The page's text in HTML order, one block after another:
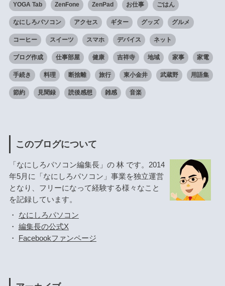
YOGA Tab ZenFone ZenPad お仕事 ごはん
なにしろパソコン アクセス ギター グッズ グルメ
コーヒー スイーツ スマホ デバイス ネット
ブログ作成 仕事部屋 健康 吉祥寺 地域 家事 家電
手続き 料理 断捨離 旅行 東小金井 武蔵野 用語集
節約 見聞録 読後感想 雑感 音楽
このブログについて
「なにしろパソコン編集長」の 林 です。2014
年5月に「なにしろパソコン」事業を独立運営
となり、フリーになって経験する様々なこと
を記録しています。
・ なにしろパソコン
・ 編集長の公式X
・
Facebookファンページ